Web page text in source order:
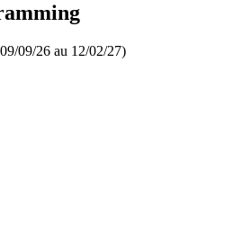
09/26 au 12/02/27)